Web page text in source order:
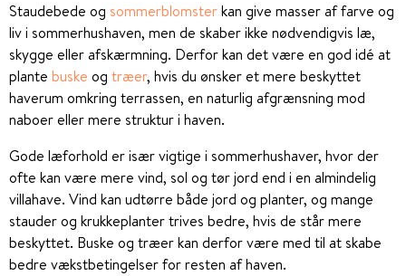
Staudebede og sommerblomsterkan give masser af farve og
liv i sommerhushaven, men de skaber ikke nødvendigvis læ,
skygge eller afskærmning. Derfor kan det være en god idé at
plante buske og træer, hvis du ønsker et mere beskyttet
haverum omkring terrassen, en naturlig afgrænsning mod
naboer eller mere struktur i haven.
Gode læforhold er især vigtige i sommerhushaver, hvor der
ofte kan være mere vind, sol og tør jord end i en almindelig
villahave. Vind kan udtørre både jord og planter, og mange
stauder og krukkeplanter trives bedre, hvis de står mere
beskyttet. Buske og træer kan derfor være med til at skabe
bedre vækstbetingelser for resten af haven.